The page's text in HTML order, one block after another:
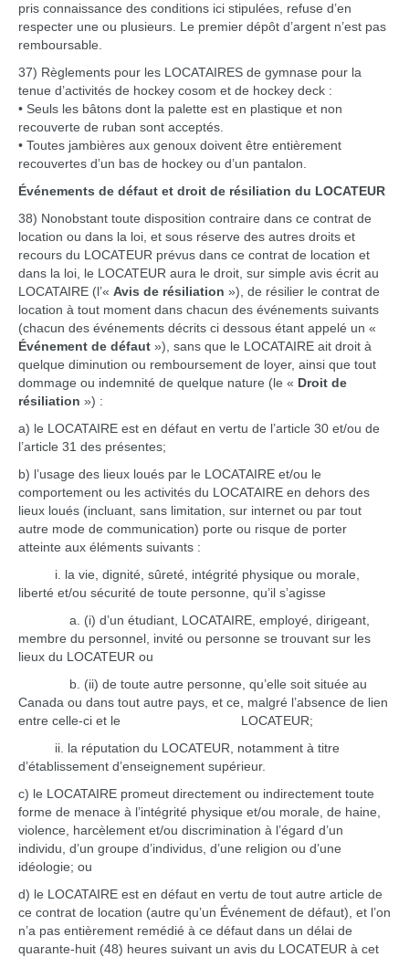
pris connaissance des conditions ici stipulées, refuse d’en
respecter une ou plusieurs. Le premier dépôt d’argent n’est pas
remboursable.
37) Règlements pour les LOCATAIRES de gymnase pour la
tenue d’activités de hockey cosom et de hockey deck :
• Seuls les bâtons dont la palette est en plastique et non
recouverte de ruban sont acceptés.
• Toutes jambières aux genoux doivent être entièrement
recouvertes d’un bas de hockey ou d’un pantalon.
Événements de défaut et droit de résiliation du LOCATEUR
38) Nonobstant toute disposition contraire dans ce contrat de
location ou dans la loi, et sous réserve des autres droits et
recours du LOCATEUR prévus dans ce contrat de location et
dans la loi, le LOCATEUR aura le droit, sur simple avis écrit au
LOCATAIRE (l’« Avis de résiliation »), de résilier le contrat de
location à tout moment dans chacun des événements suivants
(chacun des événements décrits ci dessous étant appelé un «
Événement de défaut »), sans que le LOCATAIRE ait droit à
quelque diminution ou remboursement de loyer, ainsi que tout
dommage ou indemnité de quelque nature (le « Droit de
résiliation ») :
a) le LOCATAIRE est en défaut en vertu de l’article 30 et/ou de
l’article 31 des présentes;
b) l’usage des lieux loués par le LOCATAIRE et/ou le
comportement ou les activités du LOCATAIRE en dehors des
lieux loués (incluant, sans limitation, sur internet ou par tout
autre mode de communication) porte ou risque de porter
atteinte aux éléments suivants :
i. la vie, dignité, sûreté, intégrité physique ou morale,
liberté et/ou sécurité de toute personne, qu’il s’agisse
a. (i) d’un étudiant, LOCATAIRE, employé, dirigeant,
membre du personnel, invité ou personne se trouvant sur les
lieux du LOCATEUR ou
b. (ii) de toute autre personne, qu’elle soit située au
Canada ou dans tout autre pays, et ce, malgré l’absence de lien
entre celle-ci et le LOCATEUR;
ii. la réputation du LOCATEUR, notamment à titre
d’établissement d’enseignement supérieur.
c) le LOCATAIRE promeut directement ou indirectement toute
forme de menace à l’intégrité physique et/ou morale, de haine,
violence, harcèlement et/ou discrimination à l’égard d’un
individu, d’un groupe d’individus, d’une religion ou d’une
idéologie; ou
d) le LOCATAIRE est en défaut en vertu de tout autre article de
ce contrat de location (autre qu’un Événement de défaut), et l’on
n’a pas entièrement remédié à ce défaut dans un délai de
quarante-huit (48) heures suivant un avis du LOCATEUR à cet